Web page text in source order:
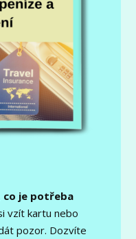
co je potřeba
vzít kartu nebo
pozor. Dozvíte